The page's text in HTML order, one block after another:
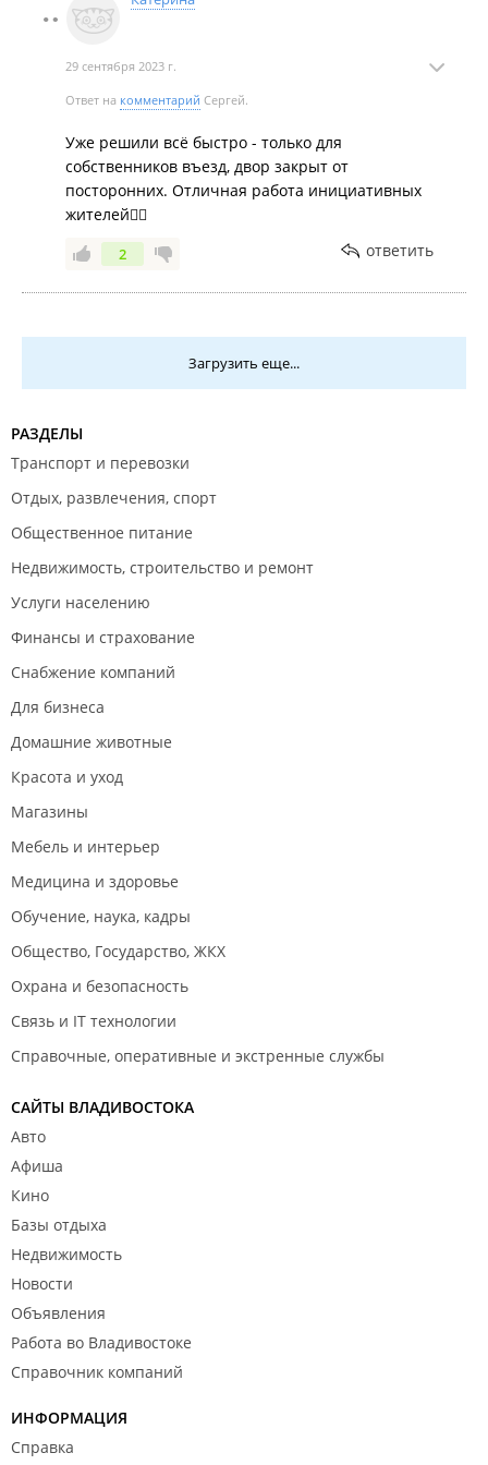
29 сентября 2023 г.
Ответ на комментарий Сергей.
Уже решили всё быстро - только для
собственников въезд, двор закрыт от
посторонних. Отличная работа инициативных
жителей👍🏻
2 ответить
Загрузить еще...
РАЗДЕЛЫ
Транспорт и перевозки
Отдых, развлечения, спорт
Общественное питание
Недвижимость, строительство и ремонт
Услуги населению
Финансы и страхование
Снабжение компаний
Для бизнеса
Домашние животные
Красота и уход
Магазины
Мебель и интерьер
Медицина и здоровье
Обучение, наука, кадры
Общество, Государство, ЖКХ
Охрана и безопасность
Связь и IT технологии
Справочные, оперативные и экстренные службы
САЙТЫ ВЛАДИВОСТОКА
Авто
Афиша
Кино
Базы отдыха
Недвижимость
Новости
Объявления
Работа во Владивостоке
Справочник компаний
ИНФОРМАЦИЯ
Справка